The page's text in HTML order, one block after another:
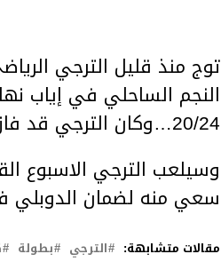
توج منذ قليل الترجي
النجم الساحلي في إياب
20/24…وكان الترجي قد فاز في لقاء الذهاب السبت الماضي بقاعة سوسة 29/28.
وسيلعب الترجي الاسبوع
سعي منه لضمان الدوبلي
مقالات متشابهة: الترجي بطولة